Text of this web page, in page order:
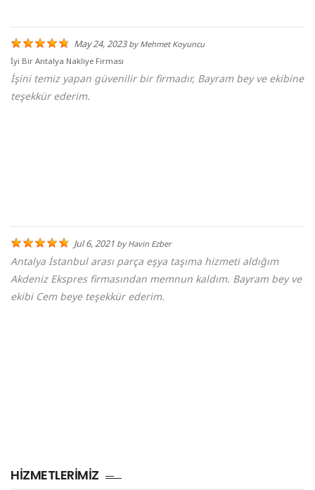
May 24, 2023by Mehmet Koyuncu
İyi Bir Antalya Nakliye Firması
İşini temiz yapan güvenilir bir firmadır, Bayram bey ve ekibine
teşekkür ederim.
Jul 6, 2021 by Havin Ezber
Antalya İstanbul arası parça eşya taşıma hizmeti aldığım
Akdeniz Ekspres firmasından memnun kaldım. Bayram bey ve
ekibi Cem beye teşekkür ederim.
HIZMETLERIMIZ